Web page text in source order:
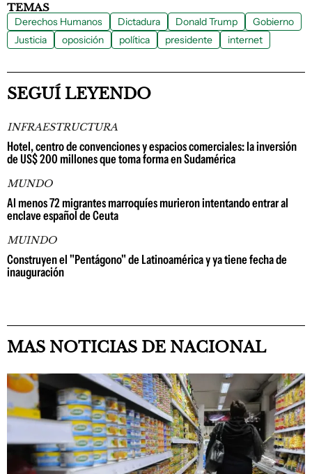
TEMAS
Derechos Humanos Dictadura Donald Trump
Gobierno
Justicia
oposición política presidente internet
SEGUÍ LEYENDO
INFRAESTRUCTURA
Hotel, centro de convenciones y espacios comerciales: la inversión
de US$ 200 millones que toma forma en Sudamérica
MUNDO
Al menos 72 migrantes marroquíes murieron intentando entrar al
enclave español de Ceuta
MUINDO
Construyen el "Pentágono" de Latinoamérica y ya tiene fecha de
inauguración
MAS NOTICIAS DE NACIONAL